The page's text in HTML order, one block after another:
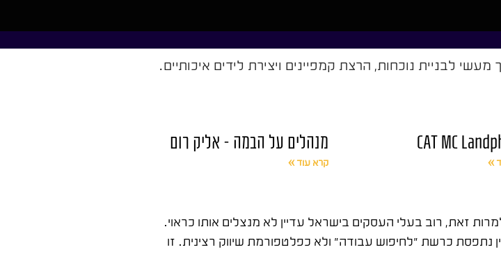
CAT MC
»
מנהלים על הבמה – אליק רום
קרא עוד »
זאת, רוב בעלי העסקים בישראל עדיין לא מנצלים אותו כראוי.
נתפסת כרשת "לחיפוש עבודה" ולא כפלטפורמת שיווק רצינית. זו